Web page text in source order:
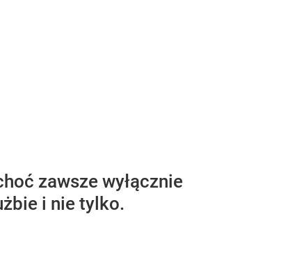
zawsze wyłącznie
i nie tylko.